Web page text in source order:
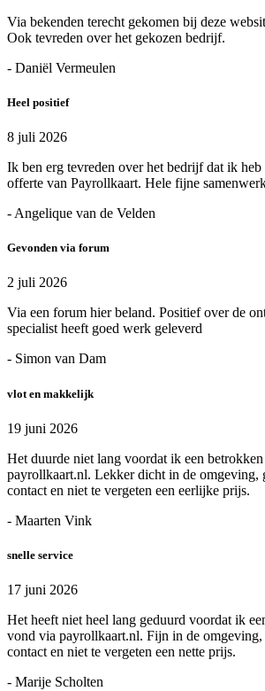
Via bekenden terecht gekomen bij deze
Ook tevreden over het gekozen bedrijf.
- Daniël Vermeulen
Heel positief
8 juli 2026
Ik ben erg tevreden over het bedrijf dat ik
offerte van Payrollkaart. Hele fijne
- Angelique van de Velden
Gevonden via forum
2 juli 2026
Via een forum hier beland. Positief over de
specialist heeft goed werk geleverd
- Simon van Dam
vlot en makkelijk
19 juni 2026
Het duurde niet lang voordat ik een
payrollkaart.nl. Lekker dicht in de omgeving,
contact en niet te vergeten een eerlijke prijs.
- Maarten Vink
snelle service
17 juni 2026
Het heeft niet heel lang geduurd voordat ik
vond via payrollkaart.nl. Fijn in de
contact en niet te vergeten een nette prijs.
- Marije Scholten